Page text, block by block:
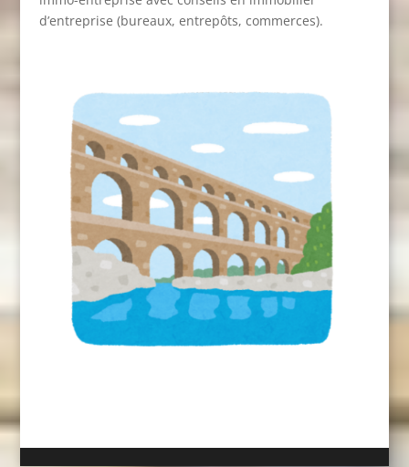
d’entreprise (bureaux, entrepôts, commerces).